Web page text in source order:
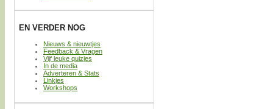
EN VERDER NOG
Nieuws & nieuwtjes
Feedback & Vragen
Vijf leuke quizjes
In de media
Adverteren & Stats
Linkjes
Workshops